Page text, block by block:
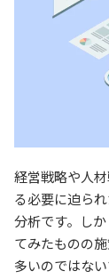
経営戦略や人
る必要に迫ら
分析です。し
てみたものの
多いのではない